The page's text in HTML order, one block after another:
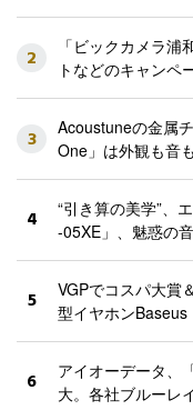
2
「ビックカメラ
トなどのキャンペ
3
Acoustuneの金属
One」は外観も音
4
“引き算の美学”、
-05XE」、魅惑の
5
VGPでコスパ大賞
型イヤホンBaseus
6
アイオーデータ、
大。各社ブルーレ